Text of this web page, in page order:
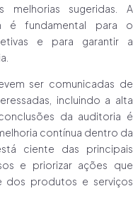
melhorias sugeridas. A
é fundamental para o
e para garantir a
ser comunicadas de
incluindo a alta
da auditoria é
contínua dentro da
ciente das principais
e priorizar ações que
dos produtos e serviços